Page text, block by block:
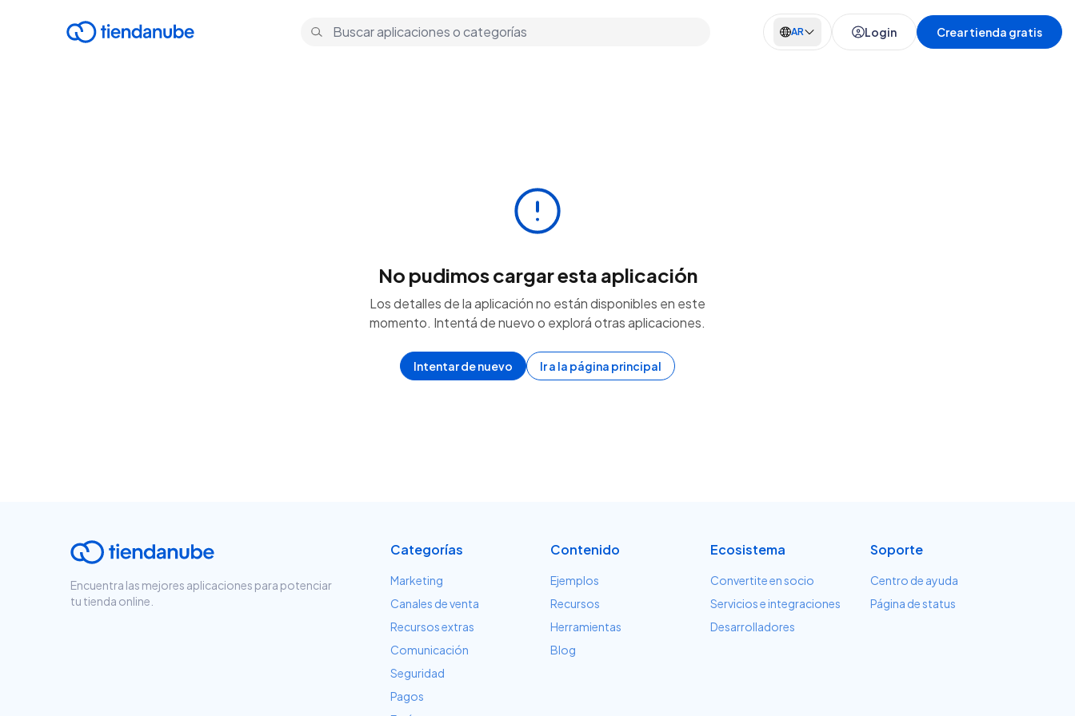
AR Login Crear tienda gratis
No pudimos cargar esta aplicación
Los detalles de la aplicación no están disponibles en este
momento. Intentá de nuevo o explorá otras aplicaciones.
Intentar de nuevo Ir a la página principal
Encuentra las mejores aplicaciones para potenciar
tu tienda online.
Categorías
Marketing
Canales de venta
Recursos extras
Comunicación
Seguridad
Pagos
Contenido
Ejemplos
Recursos
Herramientas
Blog
Ecosistema
Convertite en socio
Servicios e integraciones
Desarrolladores
Soporte
Centro de ayuda
Página de status